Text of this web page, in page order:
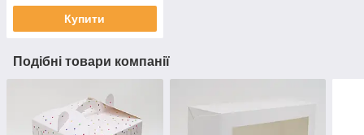
Купити
Подібні товари компанії